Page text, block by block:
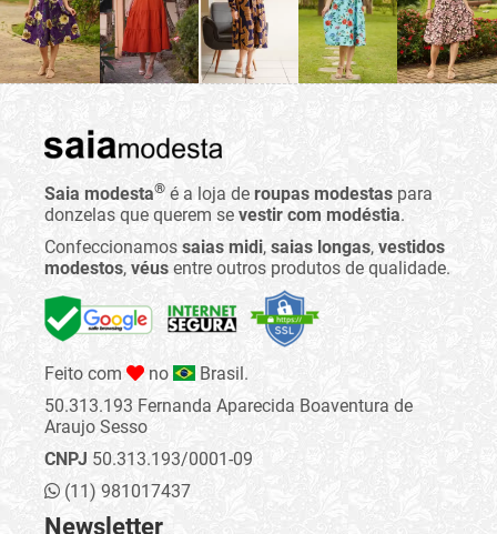
Saia modesta® é a loja de roupas modestas para
donzelas que querem se vestir com modéstia.
Confeccionamos saias midi, saias longas, vestidos
modestos, véus entre outros produtos de qualidade.
Feito com no
Brasil.
50.313.193 Fernanda Aparecida Boaventura de
Araujo Sesso
CNPJ50.313.193/0001-09
(11) 981017437
Newsletter